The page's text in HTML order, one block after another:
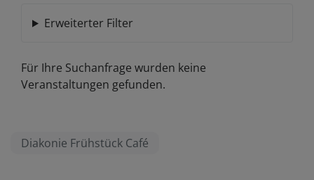
Erweiterter Filter
Für Ihre Suchanfrage wurden keine
Veranstaltungen gefunden.
Diakonie Frühstück Café